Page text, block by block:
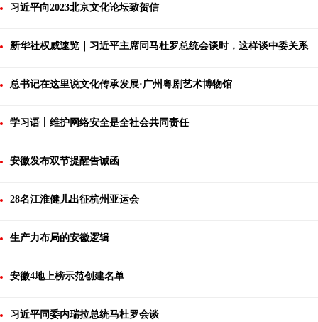
习近平向2023北京文化论坛致贺信
新华社权威速览｜习近平主席同马杜罗总统会谈时，这样谈中委关系
总书记在这里说文化传承发展·广州粤剧艺术博物馆
学习语丨维护网络安全是全社会共同责任
安徽发布双节提醒告诫函
28名江淮健儿出征杭州亚运会
生产力布局的安徽逻辑
安徽4地上榜示范创建名单
习近平同委内瑞拉总统马杜罗会谈